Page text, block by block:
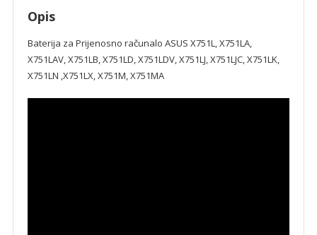
Opis
Baterija za Prijenosno računalo ASUS X751L, X751LA,
X751LAV, X751LB, X751LD, X751LDV, X751LJ, X751LJC, X751LK,
X751LN ,X751LX, X751M, X751MA